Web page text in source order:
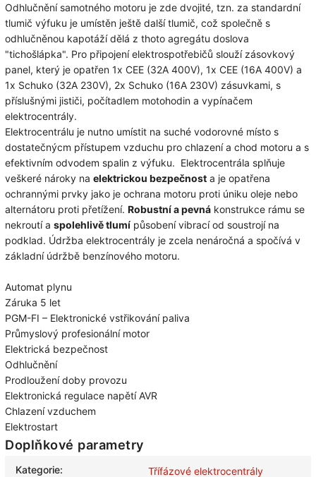
Odhlučnění samotného motoru je zde dvojité, tzn. za standardní
tlumič výfuku je umístěn ještě další tlumič, což společně s
odhlučněnou kapotáží dělá z thoto agregátu doslova
"tichošlápka". Pro připojení elektrospotřebičů slouží zásovkový
panel, který je opatřen 1x CEE (32A 400V), 1x CEE (16A 400V) a
1x Schuko (32A 230V), 2x Schuko (16A 230V) zásuvkami, s
příslušnými jističi, počítadlem motohodin a vypínačem
elektrocentrály.
Elektrocentrálu je nutno umístit na suché vodorovné místo s
dostatečnýcm přístupem vzduchu pro chlazení a chod motoru a s
efektivním odvodem spalin z výfuku. Elektrocentrála splňuje
veškeré nároky na elektrickou bezpečnost a je opatřena
ochrannými prvky jako je ochrana motoru proti úniku oleje nebo
alternátoru proti přetížení. Robustní a pevná konstrukce rámu se
nekroutí a spolehlivě tlumí působení vibrací od soustrojí na
podklad. Údržba elektrocentrály je zcela nenáročná a spočívá v
základní údržbě benzínového motoru.
Automat plynu
Záruka 5 let
PGM-FI – Elektronické vstřikování paliva
Průmyslový profesionální motor
Elektrická bezpečnost
Odhlučnění
Prodloužení doby provozu
Elektronická regulace napětí AVR
Chlazení vzduchem
Elektrostart
Doplňkové parametry
Kategorie: Třífázové elektrocentrály